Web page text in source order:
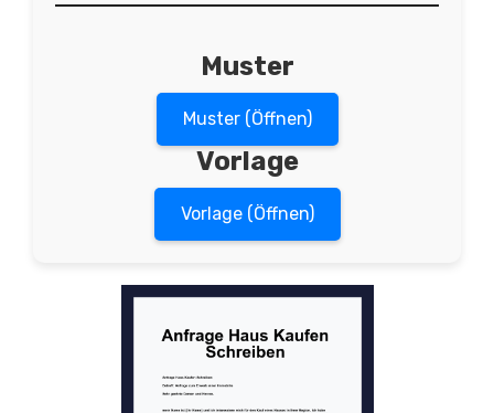
Muster
Muster (Öffnen)
Vorlage
Vorlage (Öffnen)